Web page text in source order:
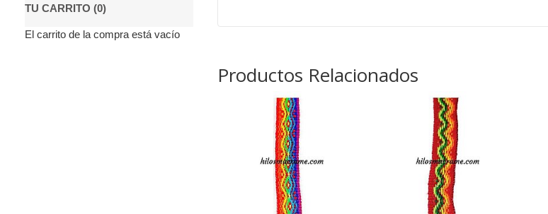
TU CARRITO (0)
El carrito de la compra está vacío
Productos Relacionados